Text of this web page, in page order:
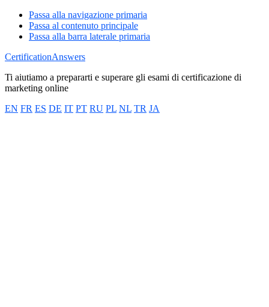
Passa alla navigazione primaria
Passa al contenuto principale
Passa alla barra laterale primaria
CertificationAnswers
Ti aiutiamo a prepararti e superare gli esami di certificazione di
marketing online
EN FR ES DE IT PT RU PL NL TR JA